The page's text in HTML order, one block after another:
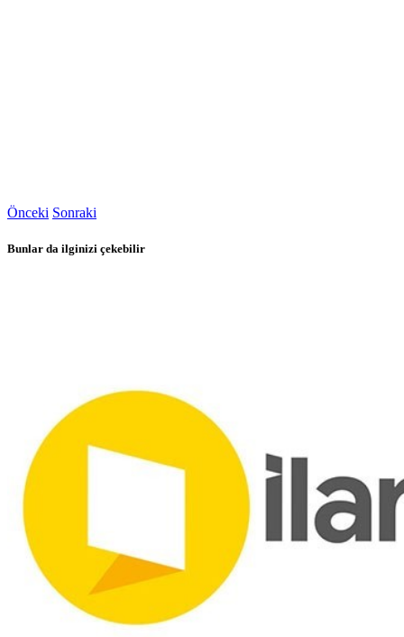
Önceki Sonraki
Bunlar da ilginizi çekebilir